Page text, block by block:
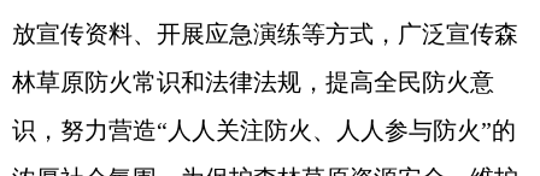
放宣传资料、开展应急演练等方式，广泛宣传森
林草原防火常识和法律法规，提高全民防火意
识，努力营造“人人关注防火、人人参与防火”的